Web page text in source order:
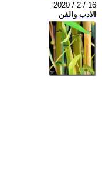
2020 / 2 / 16
الادب والفن